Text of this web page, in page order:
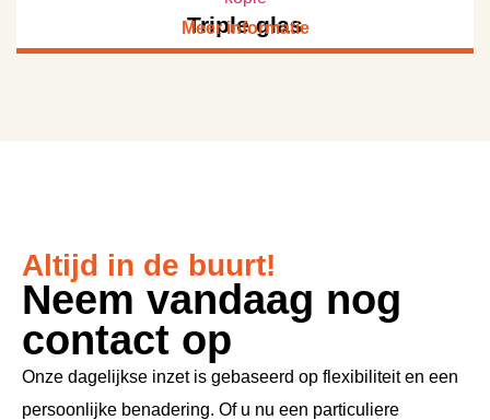
Triple glas
Meer informatie
Altijd in de buurt!
Neem vandaag nog
contact op
Onze dagelijkse inzet is gebaseerd op flexibiliteit en een
persoonlijke benadering. Of u nu een particuliere